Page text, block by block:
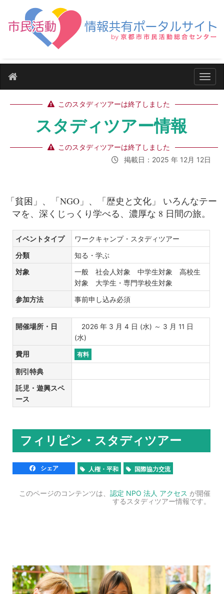
ナビ
このスタディツアーは終了しました
スタディツアー情報
このスタディツアーは終了しました
掲載日：2025 年 12月 12日
「貧困」、「NGO」、「歴史と文化」 いろんなテー
マを、深くじっくり学べる、濃厚な 8 日間の旅。
イベントタイプ ワークキャンプ・スタディツアー
分類 知る・学ぶ
対象
一般 社会人対象 中学生対象 高校生
対象 大学生・専門学校生対象
参加方法 事前申し込み必須
開催場所・日
2026 年 3 月 4 日 (水) ～ 3 月 11 日
(水)
費用 有料
割引特典
託児・遊興スペ
ース
フィリピン・スタディツアー
シェア 人権・平和 国際協力交流
このページのコンテンツは、 認定 NPO 法人 アクセス が開催
するスタディツアー情報です。